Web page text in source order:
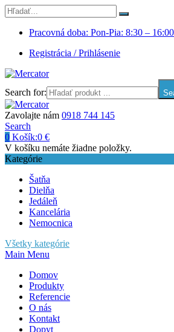
Pracovná doba: Pon-Pia: 8:30 –
Registrácia / Prihlásenie
Search for:
Zavolajte nám 0918 744 145
Search
0 Košík:0 €
V košíku nemáte žiadne položky.
Kategórie
Šatňa
Dielňa
Jedáleň
Kancelária
Nemocnica
Všetky kategórie
Main Menu
Domov
Produkty
Referencie
O nás
Kontakt
Dopyt